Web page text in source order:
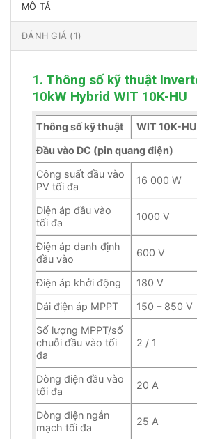
MÔ TẢ
ĐÁNH GIÁ (1)
1. Thông số kỹ thuật
10kW Hybrid WIT 10K-HU
Thông số kỹ thuật
WIT 10K-HU
Đầu vào DC (pin quang điện)
Công suất đầu vào
PV tối đa
16 000 W
Điện áp đầu vào
tối đa
1000 V
Điện áp danh định
đầu vào
600 V
Điện áp khởi động
180 V
Dải điện áp MPPT
150 – 850 V
Số lượng MPPT/số
chuỗi đầu vào tối
đa
2 / 1
Dòng điện đầu vào
tối đa
20 A
Dòng điện ngắn
mạch tối đa
25 A